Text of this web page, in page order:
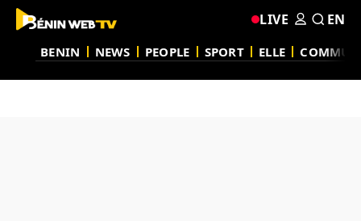
BENIN NEWS PEOPLE SPORT ELLE
LIVE EN